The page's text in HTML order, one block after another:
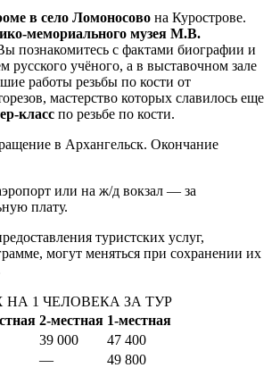
в село Ломоносово на Курострове.
мемориального музея М.В.
познакомитесь с фактами биографии и
русского учёного, а в выставочном зале
работы резьбы по кости от
мастерство которых славилось еще
класс по резьбе по кости.
в Архангельск. Окончание
или на ж/д вокзал — за
плату.
туристских услуг,
могут меняться при сохранении их
1 ЧЕЛОВЕКА ЗА ТУР
2-местная 1-местная
39 000
47 400
—
49 800